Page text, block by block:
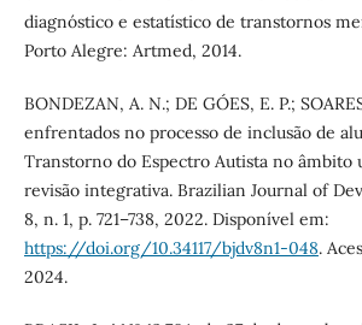
diagnóstico e estatístico de transtornos
Porto Alegre: Artmed, 2014.
BONDEZAN, A. N.; DE GÓES, E. P.;
enfrentados no processo de inclusão de
Transtorno do Espectro Autista no âmbito
revisão integrativa. Brazilian Journal of
8, n. 1, p. 721–738, 2022. Disponível em:
https://doi.org/10.34117/bjdv8n1-048.
2024.